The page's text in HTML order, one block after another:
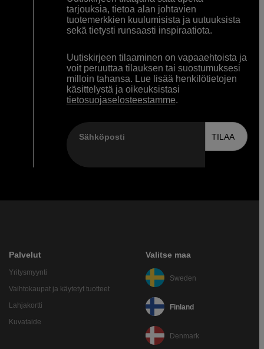
tarjouksia, tietoa alan johtavien
tuotemerkkien kuulumisista ja uutuuksista
sekä tietysti runsaasti inspiraatiota.
Uutiskirjeen tilaaminen on vapaaehtoista ja
voit peruuttaa tilauksen tai suostumuksesi
milloin tahansa. Lue lisää henkilötietojen
käsittelystä ja oikeuksistasi
tietosuojaselosteestamme.
Sähköposti TILAA
Palvelut
Yritysmyynti
Vaihtokaupat ja käytetyt tuotteet
Lahjakortti
Kuvataide
Valitse maa
Sweden
Finland
Denmark